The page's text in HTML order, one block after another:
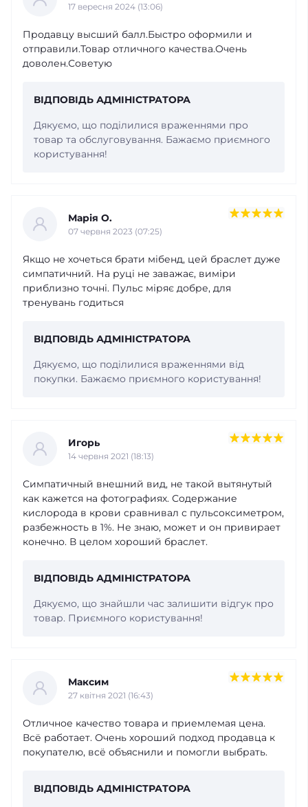
17 вересня 2024 (13:06)
Продавцу высший балл.Быстро оформили и
отправили.Товар отличного качества.Очень
доволен.Советую
ВІДПОВІДЬ АДМІНІСТРАТОРА
Дякуємо, що поділилися враженнями про
товар та обслуговування. Бажаємо приємного
користування!
Марія О.
07 червня 2023 (07:25)
Якщо не хочеться брати мібенд, цей браслет дуже
симпатичний. На руці не заважає, виміри
приблизно точні. Пульс міряє добре, для
тренувань годиться
ВІДПОВІДЬ АДМІНІСТРАТОРА
Дякуємо, що поділилися враженнями від
покупки. Бажаємо приємного користування!
Игорь
14 червня 2021 (18:13)
Симпатичный внешний вид, не такой вытянутый
как кажется на фотографиях. Содержание
кислорода в крови сравнивал с пульсоксиметром,
разбежность в 1%. Не знаю, может и он привирает
конечно. В целом хороший браслет.
ВІДПОВІДЬ АДМІНІСТРАТОРА
Дякуємо, що знайшли час залишити відгук про
товар. Приємного користування!
Максим
27 квітня 2021 (16:43)
Отличное качество товара и приемлемая цена.
Всё работает. Очень хороший подход продавца к
покупателю, всё объяснили и помогли выбрать.
ВІДПОВІДЬ АДМІНІСТРАТОРА